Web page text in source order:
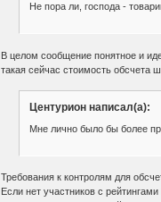
Не пора ли, господа -
В целом сообщение понятное и
такая сейчас стоимость обсчета
Центурион написал(а):
Мне лично было бы более
Требования к контролям для
Если нет участников с